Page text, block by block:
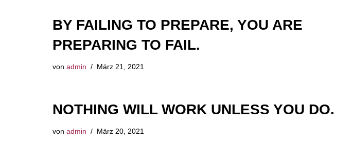
BY FAILING TO PREPARE, YOU ARE
PREPARING TO FAIL.
von admin März 21, 2021
NOTHING WILL WORK UNLESS YOU DO.
von admin März 20, 2021